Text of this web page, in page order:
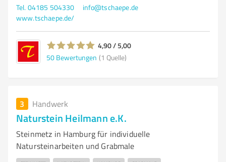
Tel. 04185 504330
info@tschaepe.de
www.tschaepe.de/
4,90 / 5,00
50 Bewertungen (1 Quelle)
3 Handwerk
Naturstein Heilmann e.K.
Steinmetz in Hamburg für individuelle
Natursteinarbeiten und Grabmale